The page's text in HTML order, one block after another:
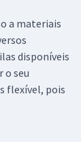
a materiais
disponíveis
o seu
flexível, pois